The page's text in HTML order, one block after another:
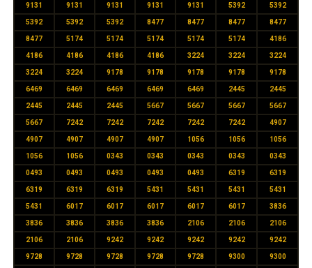
9131 9131 9131 9131 9131 5392 5392
5392 5392 5392 8477 8477 8477 8477
8477 5174 5174 5174 5174 5174 4186
4186 4186 4186 4186 3224 3224 3224
3224 3224 9178 9178 9178 9178 9178
6469 6469 6469 6469 6469 2445 2445
2445 2445 2445 5667 5667 5667 5667
5667 7242 7242 7242 7242 7242 4907
4907 4907 4907 4907 1056 1056 1056
1056 1056 0343 0343 0343 0343 0343
0493 0493 0493 0493 0493 6319 6319
6319 6319 6319 5431 5431 5431 5431
5431 6017 6017 6017 6017 6017 3836
3836 3836 3836 3836 2106 2106 2106
2106 2106 9242 9242 9242 9242 9242
9728 9728 9728 9728 9728 9300 9300